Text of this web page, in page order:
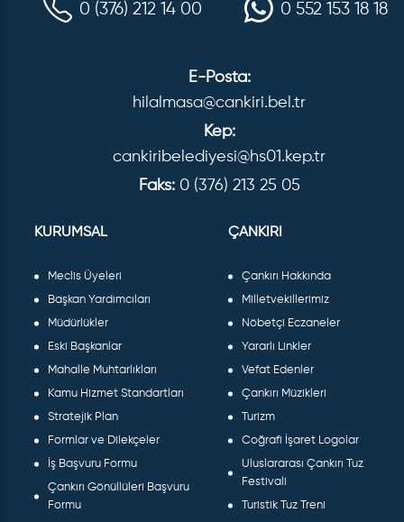
0 (376) 212 14 00 0 552 153 18 18
E-Posta:
hilalmasa@cankiri.bel.tr
Kep:
cankiribelediyesi@hs01.kep.tr
Faks: 0 (376) 213 25 05
KURUMSAL
Meclis Üyeleri
Başkan Yardımcıları
Müdürlükler
Eski Başkanlar
Mahalle Muhtarlıkları
Kamu Hizmet Standartları
Stratejik Plan
Formlar ve Dilekçeler
İş Başvuru Formu
Çankırı Gönüllüleri Başvuru
Formu
ÇANKIRI
Çankırı Hakkında
Milletvekillerimiz
Nöbetçi Eczaneler
Yararlı Linkler
Vefat Edenler
Çankırı Müzikleri
Turizm
Coğrafi İşaret Logolar
Uluslararası Çankırı Tuz
Festivali
Turistik Tuz Treni